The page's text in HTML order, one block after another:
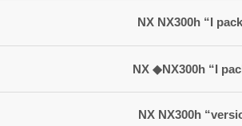
NX NX300h “I
NX ◆NX300h “I
NX NX300h